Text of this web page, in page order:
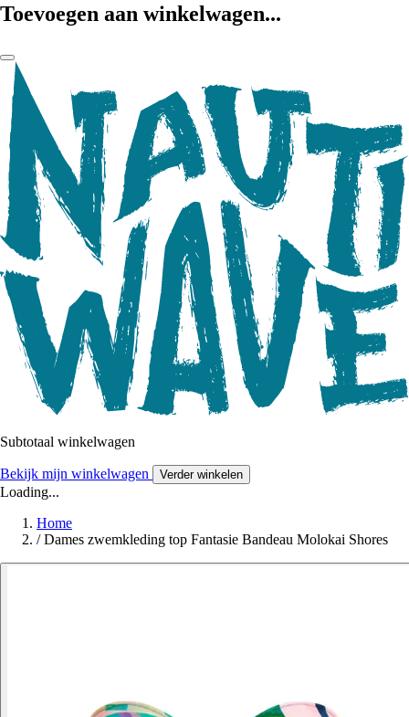
Toevoegen aan winkelwagen...
Subtotaal winkelwagen
Bekijk mijn winkelwagen Verder winkelen
Loading...
Home
/ Dames zwemkleding top Fantasie Bandeau Molokai Shores